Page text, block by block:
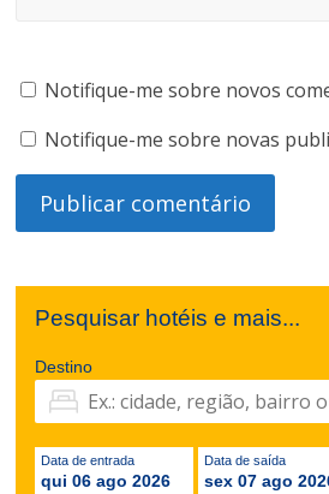
Notifique-me sobre novos
Notifique-me sobre novas
Pesquisar hotéis e mais...
Destino
Data de entrada
qui 06 ago 2026
Data de saída
sex 07 ago